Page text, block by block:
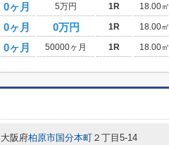
0ヶ月 5万円 1R 18.00㎡
0ヶ月 0万円 1R 18.00㎡
0ヶ月 50000ヶ月 1R 18.00㎡
大阪府柏原市国分本町 ２丁目5-14